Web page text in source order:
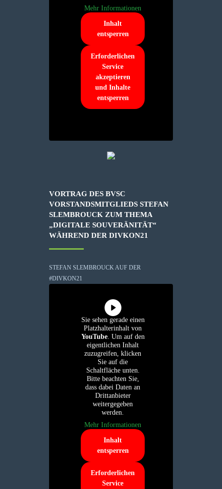
Mehr Informationen
Inhalt
entsperren
Erforderlichen
Service
akzeptieren
und Inhalte
entsperren
VORTRAG DES BVSC
VORSTANDSMITGLIEDS STEFAN
SLEMBROUCK ZUM THEMA
„DIGITALE SOUVERÄNITÄT“
WÄHREND DER DIVKON21
STEFAN SLEMBROUCK AUF DER
#DIVKON21
Sie sehen gerade einen
Platzhalterinhalt von
YouTube. Um auf den
eigentlichen Inhalt
zuzugreifen, klicken
Sie auf die
Schaltfläche unten.
Bitte beachten Sie,
dass dabei Daten an
Drittanbieter
weitergegeben
werden.
Mehr Informationen
Inhalt
entsperren
Erforderlichen
Service